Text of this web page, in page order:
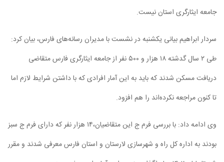
جامعه ایثارگری استان نیست.
سردار ابراهیم بیانی یکشنبه در نشست با مدیران رسانه‌های فارس، بیان کرد:
طی ۲ سال گدشته ۱۸ هزار و ۵۰۰ نفر از جامعه ایثارگری فارس متقاضی
دریافت مسکن شدند که باید به این آمار افرادی که با داشتن شرایط لازم اما
تا کنون مراجعه نکرده‌اند را هم افزود.
وی ادامه داد: با بررسی فرم ج این متقاضیان،۱۴ هزار نفر که دارای فرم ج سبز
بودند به اداره کل راه و شهرسازی لارستان و استان فارس معرفی شدند و مقرر